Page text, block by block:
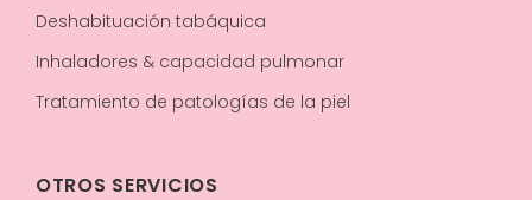
Deshabituación tabáquica
Inhaladores & capacidad pulmonar
Tratamiento de patologías de la piel
OTROS SERVICIOS